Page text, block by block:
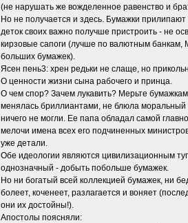
(не нарушать же вожделенное равенство и
Но не получается и здесь. Бумажки
деток своих важно получше пристроить - не
кирзовые сапоги (лучше по валютным банкам,
больших бумажек).
Ясен пень3: хрен редьки не слаще, но
О ценности жизни сына рабочего и принца.
О чем спор? Зачем лукавить? Мерьте
менялась бриллиантами, не блюла моральный
ничего не могли. Ее папа обладал самой
мелочи имена всех его подчиненных
уже детали.
Обе идеологии являются цивилизационным
однозначный - добыть побольше бумажек.
Но ни богатый всей коллекцией бумажек, ни
болеет, коченеет, разлагается и воняет
они их достойны!).
Апостолы поясняли: